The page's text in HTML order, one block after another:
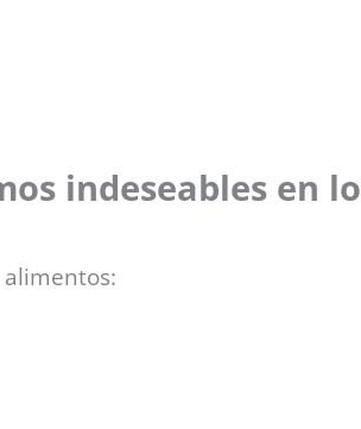
indeseables en